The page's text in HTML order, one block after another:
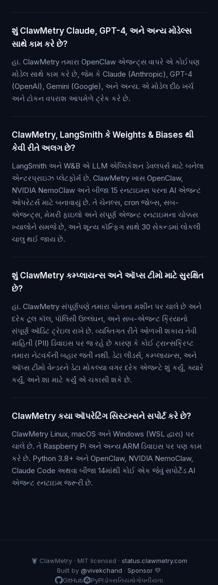
શું ClawMetry Claude, GPT-4, અને અન્ય મોડેલ્સ
સાથે કામ કરે છે?
હા. ClawMetry તમારા OpenClaw એજન્ટ્સ વાપરે એ કોઈપણ
મોડેલ સાથે કામ કરે છે, જેમ કે Claude (Anthropic), GPT-4
(OpenAI), Gemini (Google), અને અન્ય. એ મોડેલ દીઠ ખર્ચ
અને ટોકન વપરાશ આપમેળે ટ્રેક કરે છે.
ClawMetry, LangSmith કે Weights & Biases થી
કેવી રીતે અલગ છે?
LangSmith અને W&B એ LLM એપ્લિકેશન ડેવલપર્સ માટે બનેલા
એન્ટરપ્રાઇઝ પ્લેટફોર્મ છે. ClawMetry ખાસ OpenClaw,
NVIDIA NemoClaw અને બીજા 15 રનટાઇમ્સ પરના AI એજન્ટ
ઓપરેટર્સ માટે બનાવાયું છે. તે ચેનલ્સ, cron જોબ્સ, સબ-
એજન્ટ્સ, મેમરી ફાઇલો અને સંપૂર્ણ એજન્ટ રનટાઇમના ચોક્કસ
ખ્યાલોને સમજે છે, અને શૂન્ય કૉન્ફિગ સાથે 30 સેકન્ડમાં લોકલી
ચાલુ થઈ જાય છે.
શું ClawMetry કમ્પ્લાયન્સ અને ઑપ્સ ટીમો માટે સુરક્ષિત
છે?
હા. ClawMetry સંપૂર્ણપણે તમારા પોતાના મશીન પર ચાલે છે અને
દરેક ટૂલ કૉલ, પૉલિસી ઉલ્લંઘન, અને સબ-એજન્ટ ક્રિયાનો
સંપૂર્ણ ઑડિટ ટ્રેઇલ રાખે છે. વ્યક્તિગત રીતે ઓળખી શકાય તેવી
માહિતી (PII) ડિવાઇસ પર જ રહે છે કારણ કે કોઈ ટ્રાન્સક્રિપ્ટ
તમારા નેટવર્કની બહાર જતી નથી. ડેટા લીડર્સ, કમ્પ્લાયન્સ, અને
ઑપ્સ ટીમો વેન્ડરને ડેટા મોકલ્યા વગર દરેક એજન્ટે શું કર્યું, ક્યારે
કર્યું, અને શા માટે કર્યું એ ચકાસી શકે છે.
ClawMetry કયા ઑપરેટિંગ સિસ્ટમ્સને સપોર્ટ કરે છે?
ClawMetry Linux, macOS અને Windows (WSL દ્વારા) પર
ચાલે છે. તે Raspberry Pi અને અન્ય ARM ડિવાઇસ પર પણ કામ
કરે છે. Python 3.8+ અને OpenClaw, NVIDIA NemoClaw,
Claude Code અથવા બીજા 14માંથી કોઈ એક જેવું સપોર્ટેડ AI
એજન્ટ રનટાઇમ જરૂરી છે.
🦞 ClawMetry · MIT licensed · status.clawmetry.com
Built by @vivekchand · Sponsor 💛
GitHub
PyPIડૉક્સનિયમોગોપનીયતા